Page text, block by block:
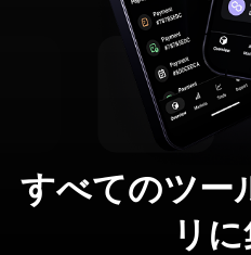
すべてのツー
リ